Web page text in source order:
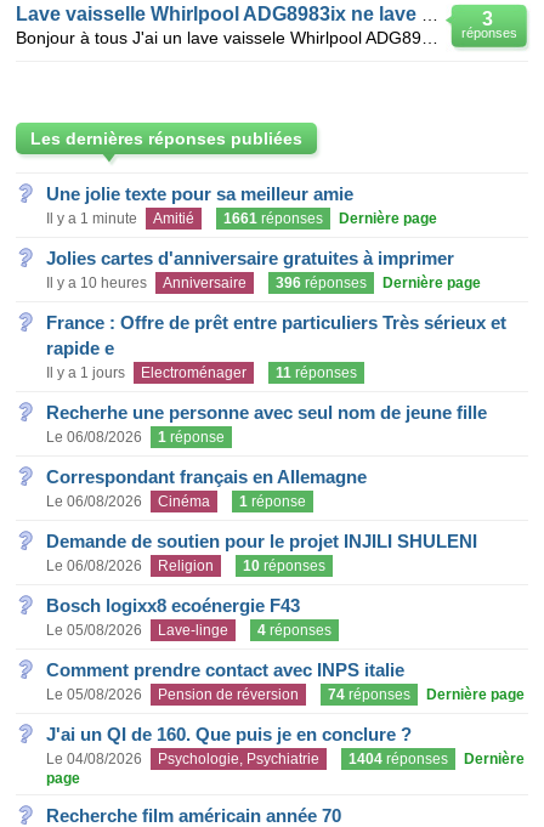
3
réponses
Les dernières réponses publiées
Une jolie texte pour sa meilleur amie
Il y a 1 minute Amitié 1661 réponses Dernière page
Jolies cartes d'anniversaire gratuites à imprimer
Il y a 10 heures Anniversaire 396 réponses Dernière page
France : Offre de prêt entre particuliers Très sérieux et
rapide e
Il y a 1 jours Electroménager 11 réponses
Recherhe une personne avec seul nom de jeune fille
Le 06/08/2026 1 réponse
Correspondant français en Allemagne
Le 06/08/2026 Cinéma 1 réponse
Demande de soutien pour le projet INJILI SHULENI
Le 06/08/2026 Religion 10 réponses
Bosch logixx8 ecoénergie F43
Le 05/08/2026 Lave-linge 4 réponses
Comment prendre contact avec INPS italie
Le 05/08/2026 Pension de réversion 74 réponses Dernière page
J'ai un QI de 160. Que puis je en conclure ?
Le 04/08/2026 Psychologie, Psychiatrie 1404 réponses
Dernière
page
Recherche film américain année 70